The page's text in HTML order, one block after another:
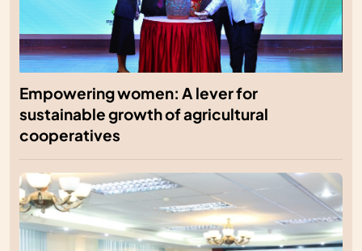
Empowering women: A lever for
sustainable growth of agricultural
cooperatives